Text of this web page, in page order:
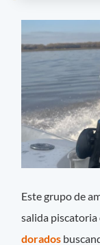
Este grupo de
salida piscatoria
dorados